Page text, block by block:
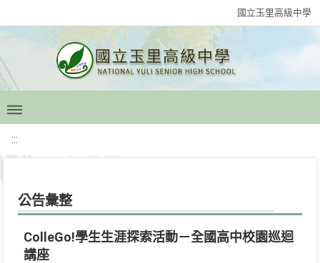
國立玉里高級中學
:::
公告彙整
ColleGo!學生生涯探索活動－全國高中校園巡迴
講座